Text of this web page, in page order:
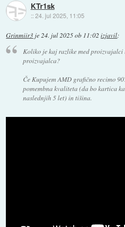
KTr1sk
::24. jul 2025, 11:05
Grinmiir3 je24. jul 2025 ob 11:02 izjavil:
Koliko je kaj razlike med proizvajalci
proizvajalca?
Če Kupujem AMD grafično recimo
pomembna kvaliteta (da bo kartica
naslednjih 5 let) in tišina.